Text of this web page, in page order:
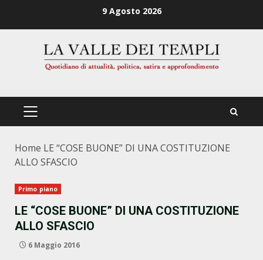
9 Agosto 2026
PRIMÄRES
Home LE “COSE BUONE” DI UNA COSTITUZIONE
ALLO SFASCIO
Primo piano
LE “COSE BUONE” DI UNA COSTITUZIONE
ALLO SFASCIO
6 Maggio 2016